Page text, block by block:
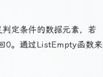
判定条件的数据元素，若
0。通过ListEmpty函数来